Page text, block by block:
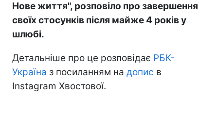
Нове життя", розповіло про завершення
своїх стосунків після майже 4 років у
шлюбі.
Детальніше про це розповідає РБК-
Україна з посиланням на допис в
Instagram Хвостової.